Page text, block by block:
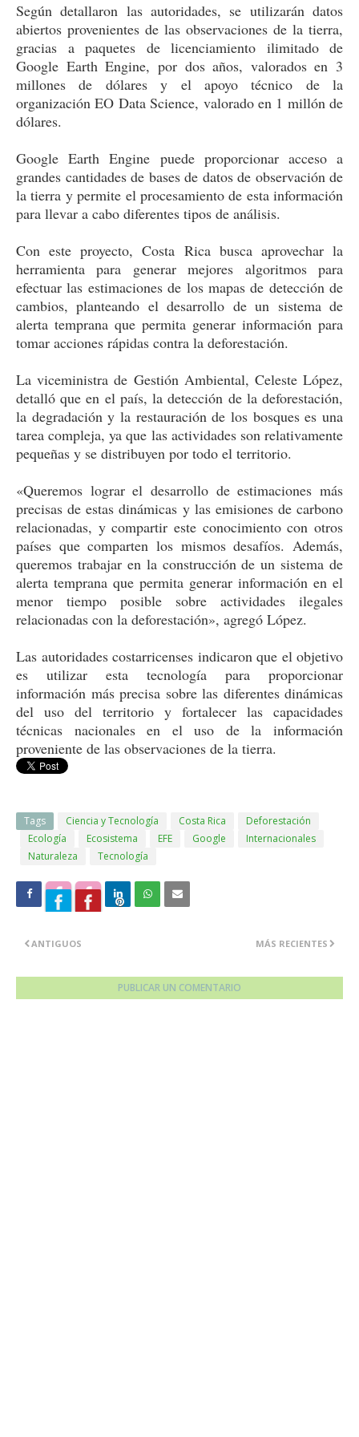
Según detallaron las autoridades, se utilizarán datos
abiertos provenientes de las observaciones de la tierra,
gracias a paquetes de licenciamiento ilimitado de
Google Earth Engine, por dos años, valorados en 3
millones de dólares y el apoyo técnico de la
organización EO Data Science, valorado en 1 millón de
dólares.
Google Earth Engine puede proporcionar acceso a
grandes cantidades de bases de datos de observación de
la tierra y permite el procesamiento de esta información
para llevar a cabo diferentes tipos de análisis.
Con este proyecto, Costa Rica busca aprovechar la
herramienta para generar mejores algoritmos para
efectuar las estimaciones de los mapas de detección de
cambios, planteando el desarrollo de un sistema de
alerta temprana que permita generar información para
tomar acciones rápidas contra la deforestación.
La viceministra de Gestión Ambiental, Celeste López,
detalló que en el país, la detección de la deforestación,
la degradación y la restauración de los bosques es una
tarea compleja, ya que las actividades son relativamente
pequeñas y se distribuyen por todo el territorio.
«Queremos lograr el desarrollo de estimaciones más
precisas de estas dinámicas y las emisiones de carbono
relacionadas, y compartir este conocimiento con otros
países que comparten los mismos desafíos. Además,
queremos trabajar en la construcción de un sistema de
alerta temprana que permita generar información en el
menor tiempo posible sobre actividades ilegales
relacionadas con la deforestación», agregó López.
Las autoridades costarricenses indicaron que el objetivo
es utilizar esta tecnología para proporcionar
información más precisa sobre las diferentes dinámicas
del uso del territorio y fortalecer las capacidades
técnicas nacionales en el uso de la información
proveniente de las observaciones de la tierra.
Tags Ciencia y Tecnología Costa Rica
Deforestación
Ecología
Ecosistema EFE Google
Internacionales
Naturaleza
Tecnología
MÁS RECIENTES
ANTIGUOS
PUBLICAR UN COMENTARIO